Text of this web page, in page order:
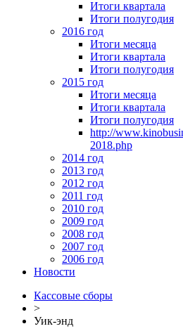
Итоги квартала
Итоги полугодия
2016 год
Итоги месяца
Итоги квартала
Итоги полугодия
2015 год
Итоги месяца
Итоги квартала
Итоги полугодия
http://
2018.php
2014 год
2013 год
2012 год
2011 год
2010 год
2009 год
2008 год
2007 год
2006 год
Новости
Кассовые сборы
>
Уик-энд